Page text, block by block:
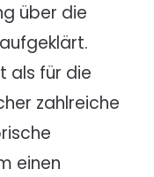
über die
als für die
zahlreiche
einen